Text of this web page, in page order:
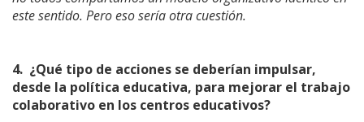
este sentido. Pero eso sería otra cuestión.
4. ¿Qué tipo de acciones se deberían impulsar,
desde la política educativa, para mejorar el trabajo
colaborativo en los centros educativos?